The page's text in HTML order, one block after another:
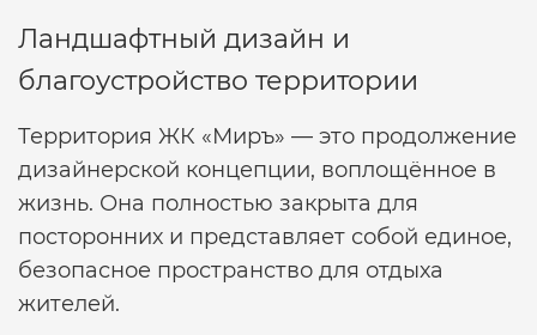
Ландшафтный дизайн и
благоустройство территории
Территория ЖК «Миръ» — это продолжение
дизайнерской концепции, воплощённое в
жизнь. Она полностью закрыта для
посторонних и представляет собой единое,
безопасное пространство для отдыха
жителей.